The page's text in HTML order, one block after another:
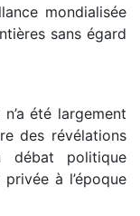
mondialisée
sans égard
été largement
des révélations
débat politique
à l’époque